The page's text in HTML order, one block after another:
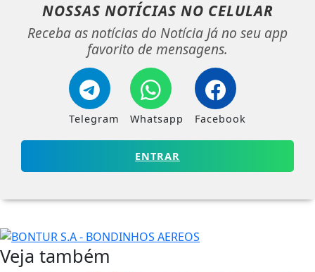
NOSSAS NOTÍCIAS NO CELULAR
Receba as notícias do Notícia Já no seu app
favorito de mensagens.
Telegram Whatsapp Facebook
ENTRAR
Veja também